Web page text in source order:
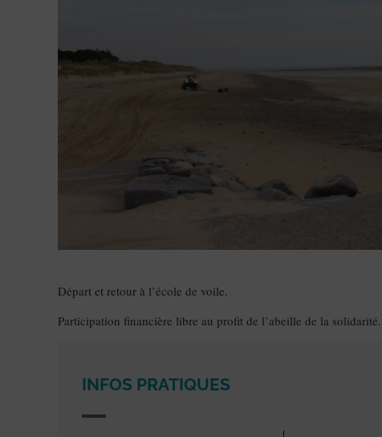
Départ et retour à l’école de voile.
Participation financière libre au profit de l’abeille de la solidarité.
INFOS PRATIQUES